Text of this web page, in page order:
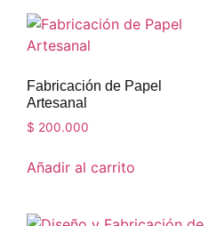
Fabricación de Papel
Artesanal
$ 200.000
Añadir al carrito